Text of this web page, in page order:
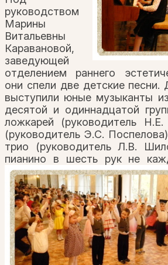
руководством
Марины
Витальевны
Каравановой,
заведующей
отделением раннего
они спели две детские песни.
выступили юные музыканты
десятой и одиннадцатой
ложкарей (руководитель
(руководитель Э.С.
трио (руководитель Л.В.
пианино в шесть рук не